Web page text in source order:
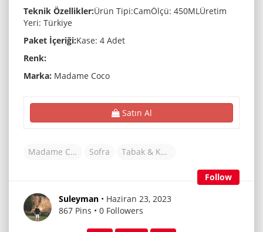
Teknik Özellikler:Ürün Tipi:CamÖlçü: 450MLÜretim
Yeri: Türkiye
Paket İçeriği:Kase: 4 Adet
Renk:
Marka: Madame Coco
Satın Al
Madame Coco Sofra Tabak & Kase
Follow
Suleyman • Haziran 23, 2023
867 Pins • 0 Followers